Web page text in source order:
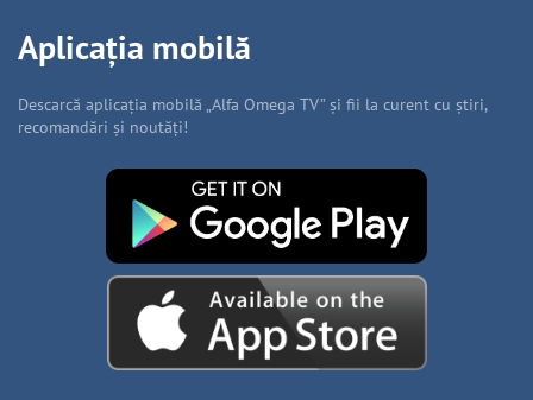
Aplicația mobilă
Descarcă aplicația mobilă „Alfa Omega TV” și fii la curent cu știri,
recomandări și noutăți!